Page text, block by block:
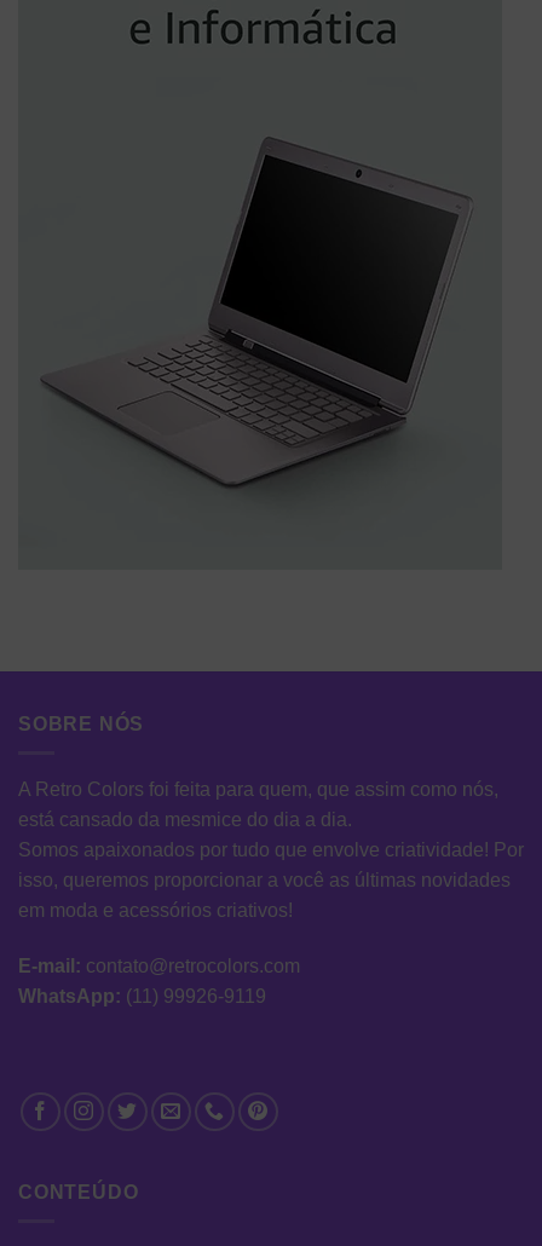
SOBRE NÓS
A Retro Colors foi feita para quem, que assim como nós,
está cansado da mesmice do dia a dia.
Somos apaixonados por tudo que envolve criatividade! Por
isso, queremos proporcionar a você as últimas novidades
em moda e acessórios criativos!
E-mail: contato@retrocolors.com
WhatsApp: (11) 99926-9119
CONTEÚDO